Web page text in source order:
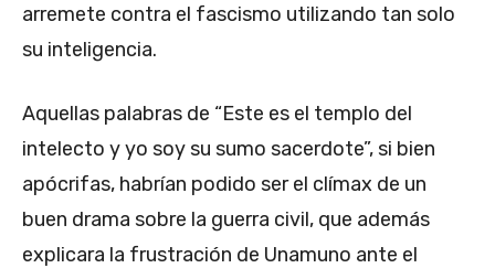
arremete contra el fascismo utilizando tan solo
su inteligencia.
Aquellas palabras de “Este es el templo del
intelecto y yo soy su sumo sacerdote”, si bien
apócrifas, habrían podido ser el clímax de un
buen drama sobre la guerra civil, que además
explicara la frustración de Unamuno ante el